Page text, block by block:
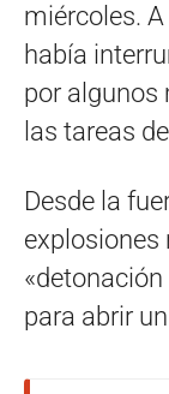
miércoles.
había
por algunos
las tareas
Desde la
explosiones
para abrir